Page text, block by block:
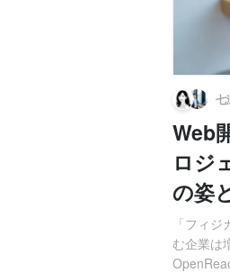
七
Web
ロジ
の姿
「フィ
む企業は